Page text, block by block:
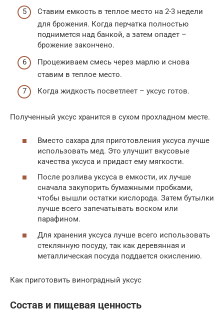
Ставим емкость в теплое место на 2-3 недели
для брожения. Когда перчатка полностью
поднимется над банкой, а затем опадет –
брожение закончено.
Процеживаем смесь через марлю и снова
ставим в теплое место.
Когда жидкость посветлеет – уксус готов.
Полученный уксус хранится в сухом прохладном месте.
Вместо сахара для приготовления уксуса лучше
использовать мед. Это улучшит вкусовые
качества уксуса и придаст ему мягкости.
После розлива уксуса в емкости, их лучше
сначала закупорить бумажными пробками,
чтобы вышли остатки кислорода. Затем бутылки
лучше всего запечатывать воском или
парафином.
Для хранения уксуса лучше всего использовать
стеклянную посуду, так как деревянная и
металлическая посуда поддается окислению.
Как приготовить виноградный уксус
Состав и пищевая ценность